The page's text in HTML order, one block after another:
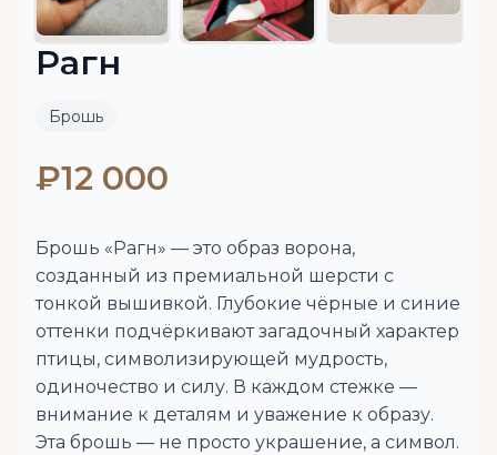
Рагн
Брошь
₽12 000
Брошь «Рагн» — это образ ворона,
созданный из премиальной шерсти с
тонкой вышивкой. Глубокие чёрные и синие
оттенки подчёркивают загадочный характер
птицы, символизирующей мудрость,
одиночество и силу. В каждом стежке —
внимание к деталям и уважение к образу.
Эта брошь — не просто украшение, а символ.